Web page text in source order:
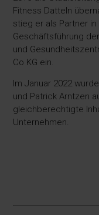
Fitness Datteln
stieg er als Partner in
Geschäftsführung
und
Co KG ein.
Im Januar 2022
und Patrick Arntzen
gleichberechtigte
Unternehmen.